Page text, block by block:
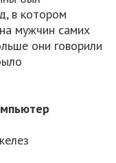
в котором
мужчин самих
они говорили